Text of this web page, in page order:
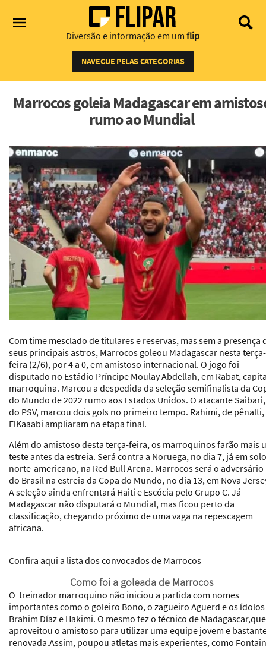
Diversão e informação em um flip
NAVEGUE PELAS CATEGORIAS
Marrocos goleia Madagascar em
rumo ao Mundial
Com time mesclado de titulares e reservas, mas sem a presença
seus principais astros, Marrocos goleou Madagascar nesta terça-
feira (2/6), por 4 a 0, em amistoso internacional. O jogo foi
disputado no Estádio Príncipe Moulay Abdellah, em Rabat,
marroquina. Marcou a despedida da seleção semifinalista da
do Mundo de 2022 rumo aos Estados Unidos. O atacante Saibari,
do PSV, marcou dois gols no primeiro tempo. Rahimi, de pênalti,
ElKaaabi ampliaram na etapa final.
Além do amistoso desta terça-feira, os marroquinos farão mais
teste antes da estreia. Será contra a Noruega, no dia 7, já em solo
norte-americano, na Red Bull Arena. Marrocos será o adversário
do Brasil na estreia da Copa do Mundo, no dia 13, em Nova
A seleção ainda enfrentará Haiti e Escócia pelo Grupo C. Já
Madagascar não disputará o Mundial, mas ficou perto da
classificação, chegando próximo de uma vaga na repescagem
africana.
Confira aqui a lista dos convocados de Marrocos
Como foi a goleada de Marrocos
O treinador marroquino não iniciou a partida com nomes
importantes como o goleiro Bono, o zagueiro Aguerd e os ídolos
Brahim Díaz e Hakimi. O mesmo fez o técnico de Madagascar,que
aproveitou o amistoso para utilizar uma equipe jovem e
renovada.Assim, poupou atletas mais experientes, como